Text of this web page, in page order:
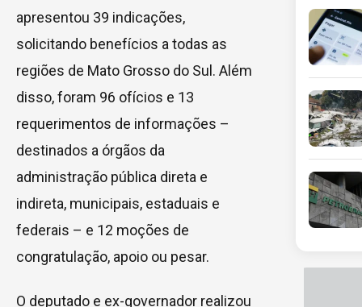
apresentou 39 indicações,
solicitando benefícios a todas as
regiões de Mato Grosso do Sul. Além
disso, foram 96 ofícios e 13
requerimentos de informações –
destinados a órgãos da
administração pública direta e
indireta, municipais, estaduais e
federais – e 12 moções de
congratulação, apoio ou pesar.
O deputado e ex-governador realizou